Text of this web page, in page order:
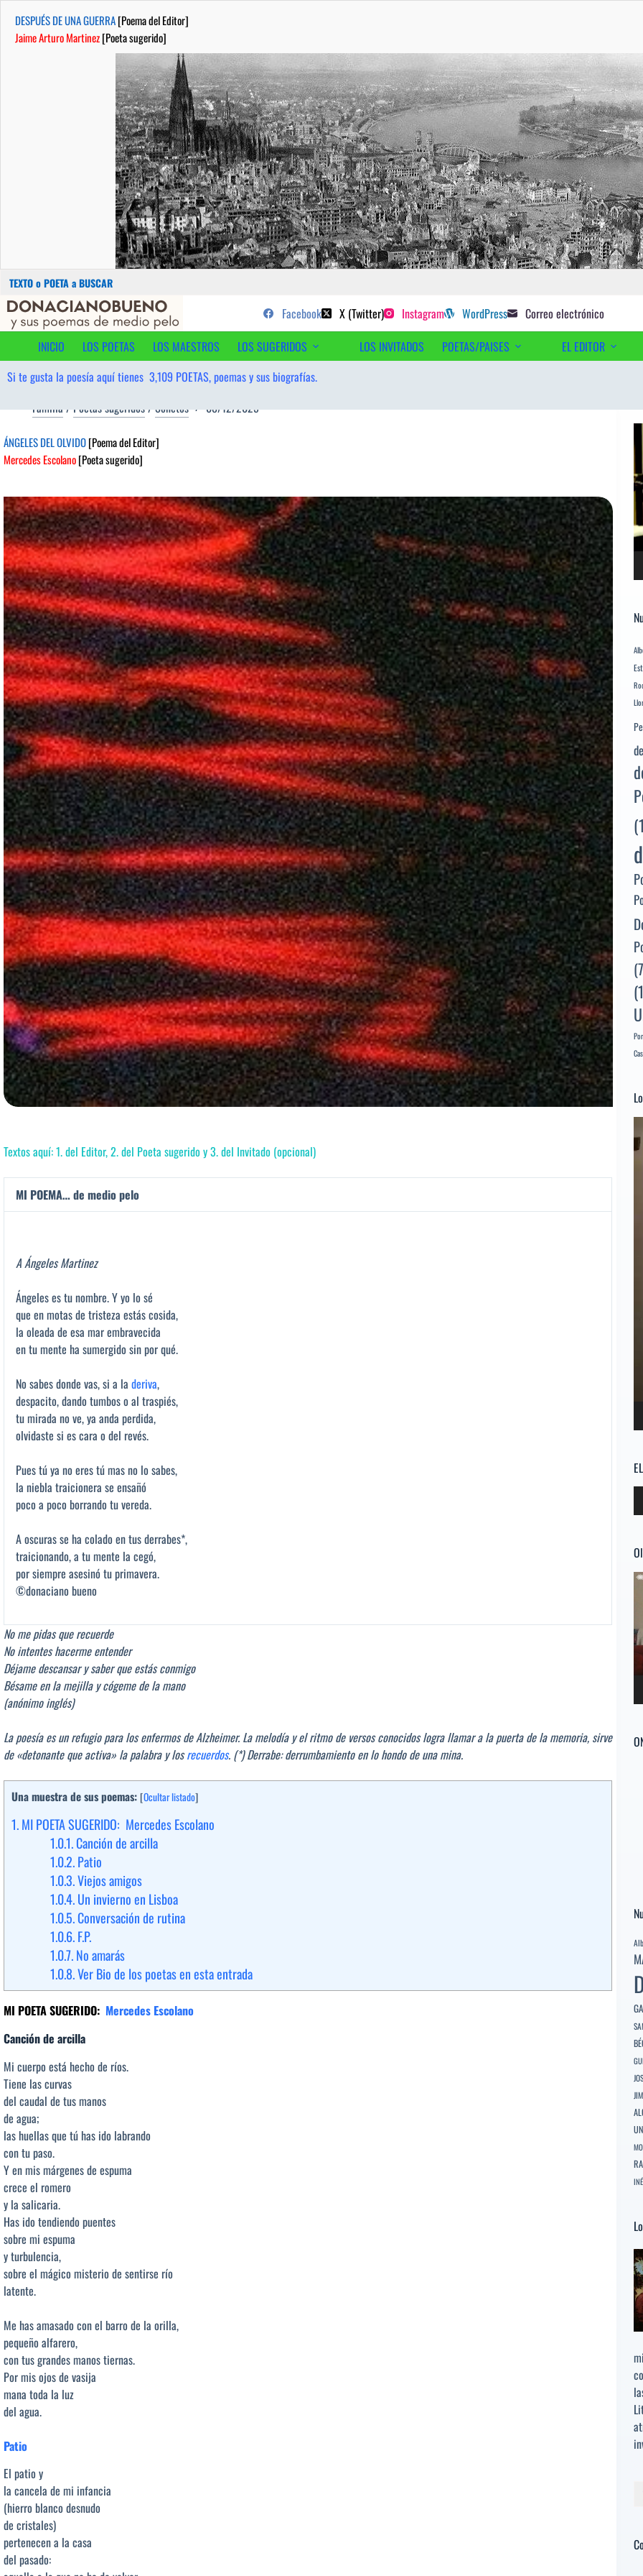
DESPUÉS DE UNA GUERRA[Poema del Editor]
Jaime Arturo Martinez[Poeta sugerido]
Buscar:
Saltar
contenido
...sus poemas de medio pelo y poetas sugeridos
Facebook X (Twitter) Instagram WordPress Correo electrónico
INICIO
LOS POETAS LOS MAESTROS LOS SUGERIDOS LOS INVITADOS POETAS/PAISES EL EDITOR
Si te gusta la poesía aquí tienes 3,109 POETAS, poemas y sus biografías.
Familia/Poetas sugeridos/Sonetos 08/12/2025
ÁNGELES DEL OLVIDO[Poema del Editor]
Mercedes Escolano[Poeta sugerido]
Textos aquí: 1. del Editor, 2. del Poeta sugerido y 3. del Invitado (opcional)
MI POEMA… de medio pelo
A Ángeles Martinez
Ángeles es tu nombre. Y yo lo sé
que en motas de tristeza estás cosida,
la oleada de esa mar embravecida
en tu mente ha sumergido sin por qué.
No sabes donde vas, si a la deriva,
despacito, dando tumbos o al traspiés,
tu mirada no ve, ya anda perdida,
olvidaste si es cara o del revés.
Pues tú ya no eres tú mas no lo sabes,
la niebla traicionera se ensañó
poco a poco borrando tu vereda.
A oscuras se ha colado en tus derrabes*,
traicionando, a tu mente la cegó,
por siempre asesinó tu primavera.
©donaciano bueno
No me pidas que recuerde
No intentes hacerme entender
Déjame descansar y saber que estás conmigo
Bésame en la mejilla y cógeme de la mano
(anónimo inglés)
La poesía es un refugio para los enfermos de Alzheimer. La melodía y el ritmo de versos conocidos logra llamar a la puerta de la memoria, sirve
de «detonante que activa» la palabra y losrecuerdos. (*) Derrabe: derrumbamiento en lo hondo de una mina.
Una muestra de sus poemas: [Ocultar listado]
1.MI POETA SUGERIDO: Mercedes Escolano
1.0.1.Canción de arcilla
1.0.2.Patio
1.0.3.Viejos amigos
1.0.4.Un invierno en Lisboa
1.0.5.Conversación de rutina
1.0.6.F.P.
1.0.7.No amarás
1.0.8.Ver Bio de los poetas en esta entrada
MI POETA SUGERIDO: Mercedes Escolano
Canción de arcilla
Mi cuerpo está hecho de ríos.
Tiene las curvas
del caudal de tus manos
de agua;
las huellas que tú has ido labrando
con tu paso.
Y en mis márgenes de espuma
crece el romero
y la salicaria.
Has ido tendiendo puentes
sobre mi espuma
y turbulencia,
sobre el mágico misterio de sentirse río
latente.
Me has amasado con el barro de la orilla,
pequeño alfarero,
con tus grandes manos tiernas.
Por mis ojos de vasija
mana toda la luz
del agua.
Patio
El patio y
la cancela de mi infancia
(hierro blanco desnudo
de cristales)
pertenecen a la casa
del pasado:
de
de
de